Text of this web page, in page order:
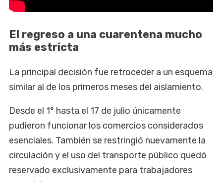
El regreso a una cuarentena mucho
más estricta
La principal decisión fue retroceder a un esquema
similar al de los primeros meses del aislamiento.
Desde el 1° hasta el 17 de julio únicamente
pudieron funcionar los comercios considerados
esenciales. También se restringió nuevamente la
circulación y el uso del transporte público quedó
reservado exclusivamente para trabajadores